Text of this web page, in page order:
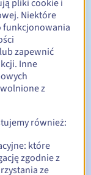
Od 1 do 10 lat
przed datą
pliki cookie i
Niektóre
funkcjonowania
zapewnić
Inne
z
również:
które
zgodnie z
ze